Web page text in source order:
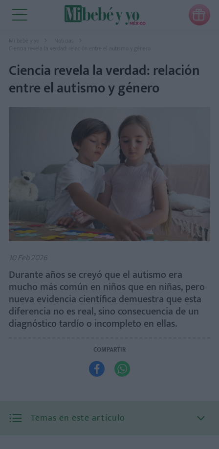

Mi bebé y yo
Noticias
Ciencia revela la verdad: relación entre el autismo y género
Ciencia revela la verdad: relación
entre el autismo y género
10 Feb 2026
Durante años se creyó que el autismo era
mucho más común en niños que en niñas, pero
nueva evidencia científica demuestra que esta
diferencia no es real, sino consecuencia de un
diagnóstico tardío o incompleto en ellas.
COMPARTIR
 
Temas en este artículo